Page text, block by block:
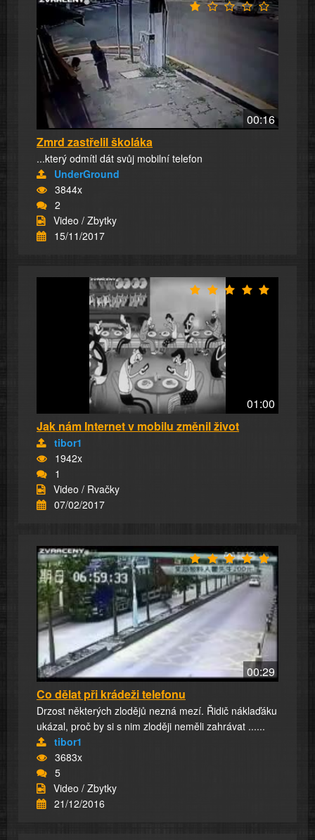
00:16
Zmrd zastřelil školáka
...který odmítl dát svůj mobilní telefon
UnderGround
3844x
2
Video / Zbytky
15/11/2017
01:00
Jak nám Internet v mobilu změnil život
tibor1
1942x
1
Video / Rvačky
07/02/2017
00:29
Co dělat při krádeži telefonu
Drzost některých zlodějů nezná mezí. Řidič náklaďáku
ukázal, proč by si s nim zloději neměli zahrávat ......
tibor1
3683x
5
Video / Zbytky
21/12/2016